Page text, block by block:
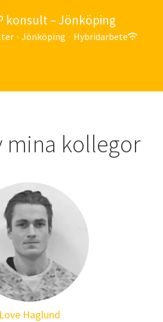
konsult – Jönköping
· Jönköping · Hybridarbete
mina kollegor
Love Haglund